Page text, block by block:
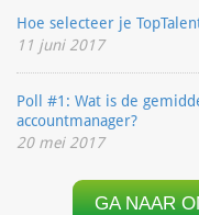
Hoe selecteer je
11 juni 2017
Poll #1: Wat is de
accountmanager?
20 mei 2017
GA NAAR